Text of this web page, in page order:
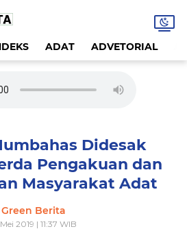
ADAT ADVETORIAL
Didesak
Pengakuan dan
Masyarakat Adat
Green Berita
2019 | 11:37 WIB